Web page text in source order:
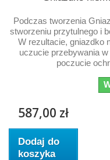
Podczas tworzenia
stworzeniu przytulnego i
W rezultacie, gniazdko
uczucie przebywania
poczucie
587,00 zł
Dodaj do
koszyka